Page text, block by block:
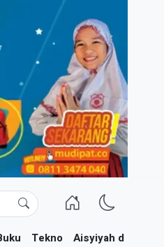
Tekno Aisyiyah dan NA